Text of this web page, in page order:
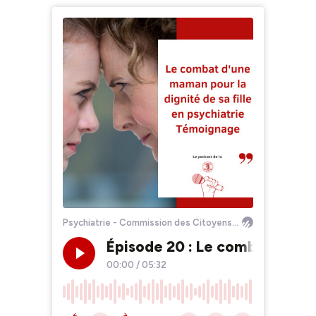
Psychiatrie - Commission des Citoyens pour les Droits de l'Homme
Épisode 20 : Le combat
00:00 / 05:32